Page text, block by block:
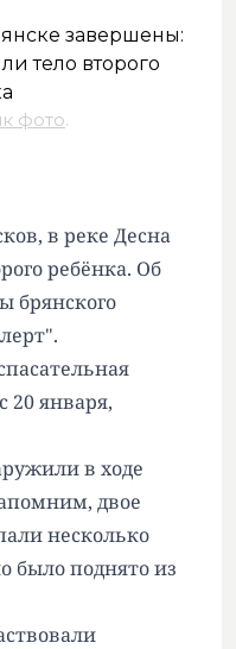
фото.
в реке Десна
ребёнка. Об
брянского
20 января,
в ходе
двое
несколько
было поднято из